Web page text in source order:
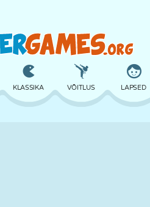
KLASSIKA VÕITLUS LAPSED